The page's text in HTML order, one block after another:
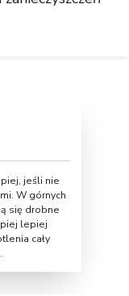
jeśli nie
W górnych
się drobne
lepiej
cały